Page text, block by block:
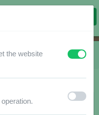
the website
off on
off on